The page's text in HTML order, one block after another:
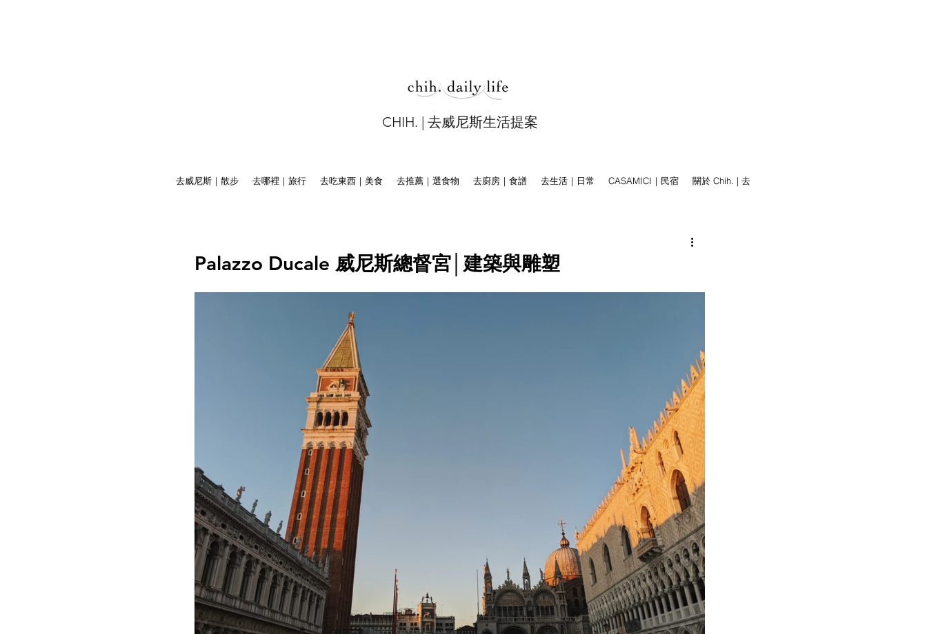
CHIH. | 去威尼斯生活提案
去威尼斯｜散步 去哪裡｜旅行 去吃東西｜美食 去推薦｜選食物 去廚房｜食譜 去生活｜日常 CASAMICI｜民宿 關於 Chih. | 去
Palazzo Ducale 威尼斯總督宮│建築與雕塑